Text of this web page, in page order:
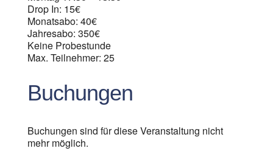
Drop In: 15€
Monatsabo: 40€
Jahresabo: 350€
Keine Probestunde
Max. Teilnehmer: 25
Buchungen
Buchungen sind für diese Veranstaltung nicht
mehr möglich.